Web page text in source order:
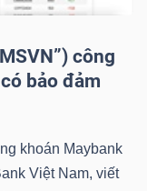
công
bảo đảm
khoán Maybank
Việt Nam, viết